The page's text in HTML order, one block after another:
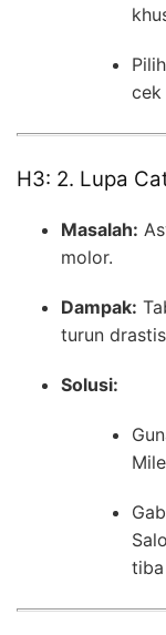
cek
H3: 2. Lupa
Masalah:
molor.
Dampak:
turun
Solusi: